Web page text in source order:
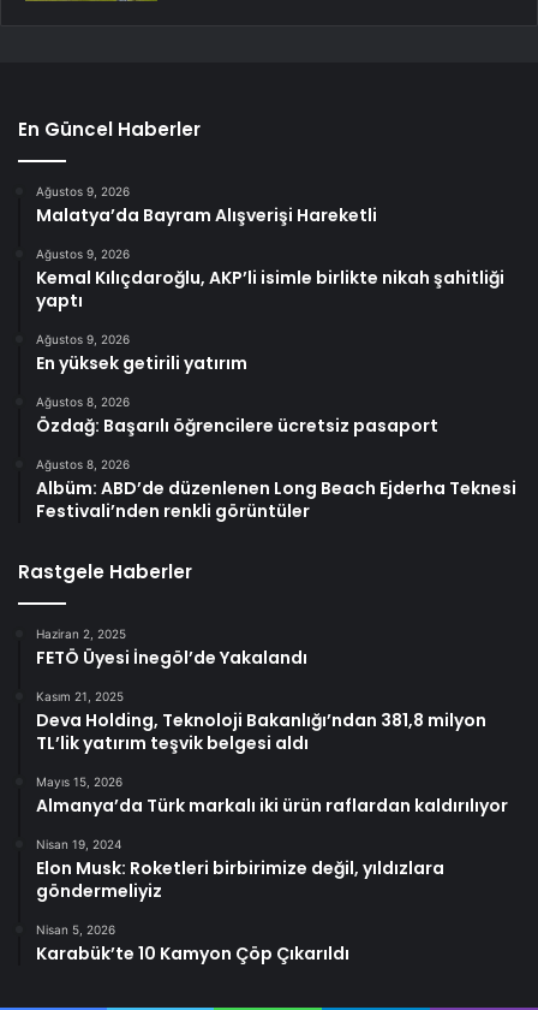
En Güncel Haberler
Ağustos 9, 2026
Malatya’da Bayram Alışverişi Hareketli
Ağustos 9, 2026
Kemal Kılıçdaroğlu, AKP’li isimle birlikte nikah şahitliği
yaptı
Ağustos 9, 2026
En yüksek getirili yatırım
Ağustos 8, 2026
Özdağ: Başarılı öğrencilere ücretsiz pasaport
Ağustos 8, 2026
Albüm: ABD’de düzenlenen Long Beach Ejderha Teknesi
Festivali’nden renkli görüntüler
Rastgele Haberler
Haziran 2, 2025
FETÖ Üyesi İnegöl’de Yakalandı
Kasım 21, 2025
Deva Holding, Teknoloji Bakanlığı’ndan 381,8 milyon
TL’lik yatırım teşvik belgesi aldı
Mayıs 15, 2026
Almanya’da Türk markalı iki ürün raflardan kaldırılıyor
Nisan 19, 2024
Elon Musk: Roketleri birbirimize değil, yıldızlara
göndermeliyiz
Nisan 5, 2026
Karabük’te 10 Kamyon Çöp Çıkarıldı